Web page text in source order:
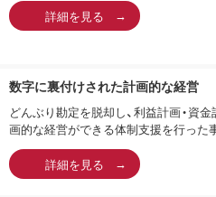
詳細を見る
数字に裏付けされた計画的な経営
どんぶり勘定を脱却し、利益計画・資
画的な経営ができる体制支援を行った
詳細を見る